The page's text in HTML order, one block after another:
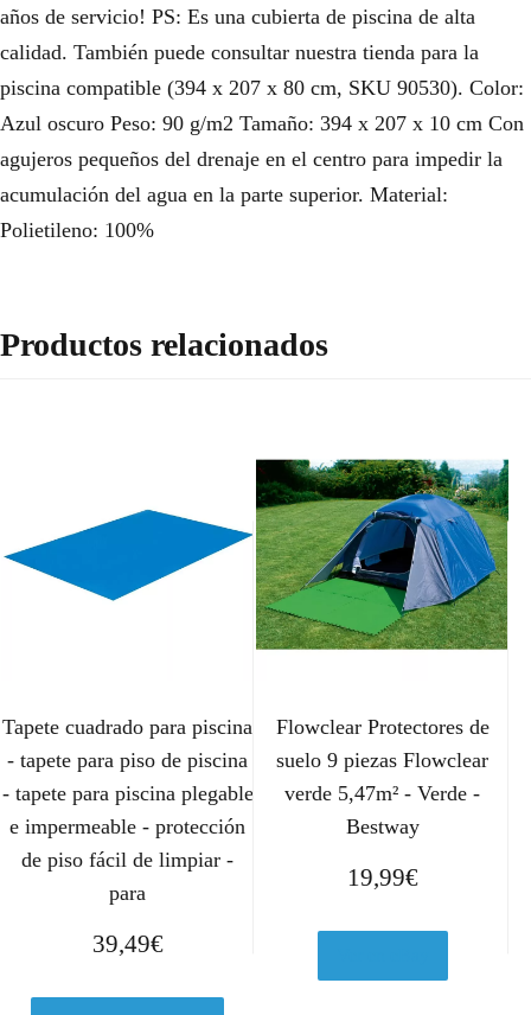
años de servicio! PS: Es una cubierta de piscina de alta
calidad. También puede consultar nuestra tienda para la
piscina compatible (394 x 207 x 80 cm, SKU 90530). Color:
Azul oscuro Peso: 90 g/m2 Tamaño: 394 x 207 x 10 cm Con
agujeros pequeños del drenaje en el centro para impedir la
acumulación del agua en la parte superior. Material:
Polietileno: 100%
Productos relacionados
Tapete cuadrado para piscina
- tapete para piso de piscina
- tapete para piscina plegable
e impermeable - protección
de piso fácil de limpiar -
para
39,49€
Flowclear Protectores de
suelo 9 piezas Flowclear
verde 5,47m² - Verde -
Bestway
19,99€